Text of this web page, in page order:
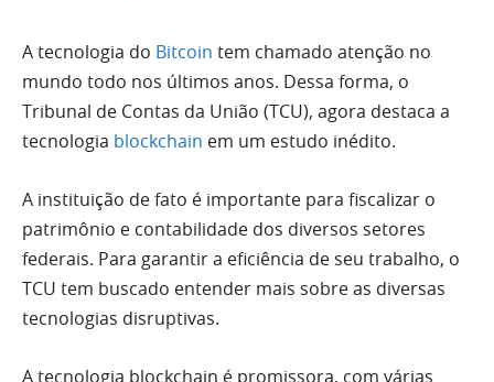
A tecnologia do Bitcoin tem chamado atenção no
mundo todo nos últimos anos. Dessa forma, o
Tribunal de Contas da União (TCU), agora destaca a
tecnologia blockchain em um estudo inédito.
A instituição de fato é importante para fiscalizar o
patrimônio e contabilidade dos diversos setores
federais. Para garantir a eficiência de seu trabalho, o
TCU tem buscado entender mais sobre as diversas
tecnologias disruptivas.
A tecnologia blockchain é promissora, com várias